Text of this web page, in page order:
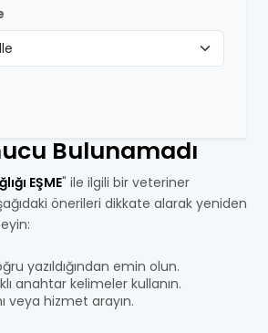
Bulunamadı
EŞME" ile ilgili bir veteriner
önerileri dikkate alarak yeniden
yazıldığından emin olun.
anahtar kelimeler kullanın.
veya hizmet arayın.